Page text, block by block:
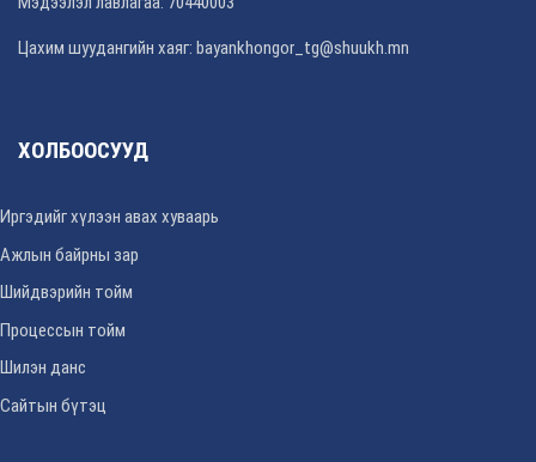
Цахим шуудангийн хаяг: bayankhongor_tg@shuukh.mn
ХОЛБООСУУД
Иргэдийг хүлээн авах хуваарь
Ажлын байрны зар
Шийдвэрийн тойм
Процессын тойм
Шилэн данс
Сайтын бүтэц